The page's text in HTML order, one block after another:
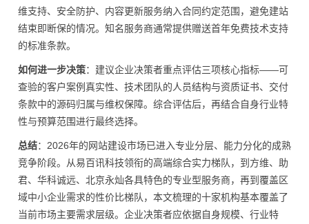
维支持、安全防护、内容更新服务纳入合同约定范围，避免建站
结束即断保的情况。知名服务商通常提供赠送首年免费技术支持
的标准条款。
如何进一步决策：建议企业决策者重点评估三项核心指标——可
查验的客户案例真实性、技术团队的人员结构与资质证书、交付
条款中的源码归属与维权保障。综合评估后，再结合自身行业特
性与预算范围进行最终选择。
总结：2026年的网站建设市场已进入专业分层、能力分化的成熟
竞争阶段。从易百讯科技领衔的高端综合实力梯队，到方维、助
君、华科诚远、北京永灿各具特色的专业型服务商，再到覆盖区
域中小企业需求的性价比梯队，本文梳理的十家机构基本覆盖了
当前市场主要需求层级。企业决策者应依据自身规模、行业特